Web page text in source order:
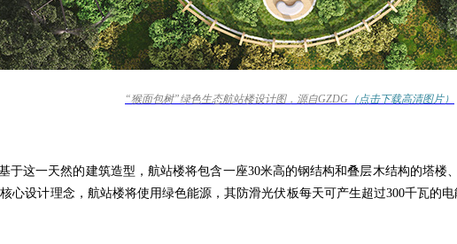
“猴面包树”绿色生态航站楼设计图，源自GZDG （点击下载高清图片）
于这一天然的建筑造型，航站楼将包含一座30米高的钢结构和叠层木结构的塔
心设计理念，航站楼将使用绿色能源，其防滑光伏板每天可产生超过300千瓦的